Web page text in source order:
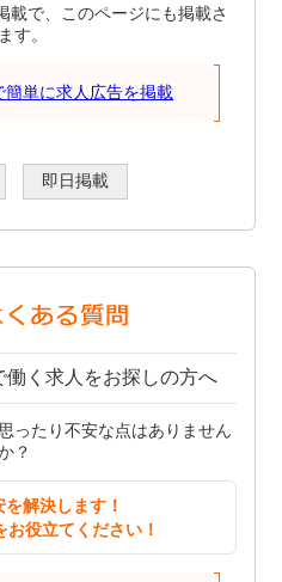
載で、このページにも掲載さ
す。
単に求人広告を掲載
即日掲載
働く求人をお探しの方へ
ったり不安な点はありません
？
解決します！
役立てください！